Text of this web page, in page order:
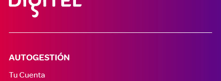
AUTOGESTIÓN
Tu Cuenta